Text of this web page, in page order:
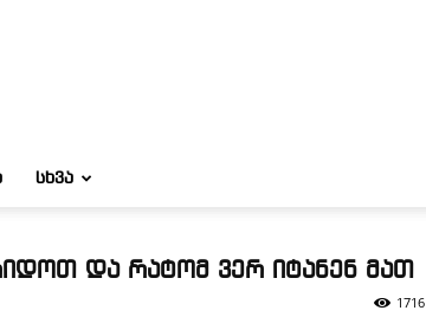
ᲡᲮᲕᲐ
და რატომ ვერ იტანენ მათ
1716